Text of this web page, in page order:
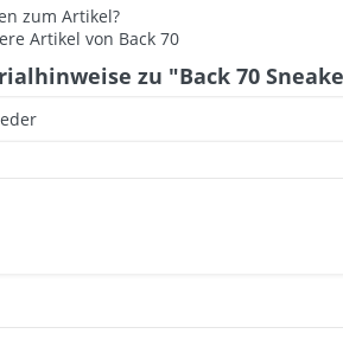
zum Artikel?
Artikel von Back 70
zu "Back 70